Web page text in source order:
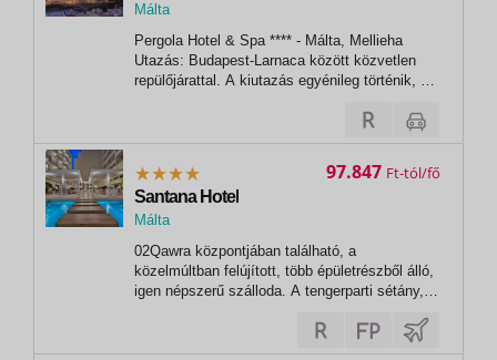
Málta
Pergola Hotel & Spa **** - Málta, Mellieha
Utazás: Budapest-Larnaca között közvetlen
repülőjárattal. A kiutazás egyénileg történik, a
tartalmazza! A repülőjegy ára a légitársaságtól
függően foglaltság függvényében változik, és
Santana Hotel
Málta
Qawra
02Qawra központjában található, a
közelmúltban felújított, több épületrészből álló,
igen népszerű szálloda. A tengerparti sétány,
kb. 200 m-re, a sziklás tengerpart pedig kb. 5
perc sétára fekszik. 03 Santana
97.847 Ft